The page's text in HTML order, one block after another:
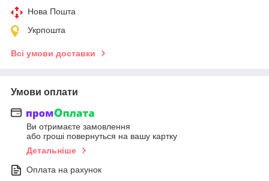
Нова Пошта
Укрпошта
Всі умови доставки
Умови оплати
Ви отримаєте замовлення
або гроші повернуться на вашу картку
Детальніше
Оплата на рахунок